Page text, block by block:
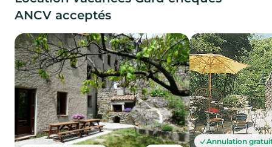
ANCV acceptés
Annulation